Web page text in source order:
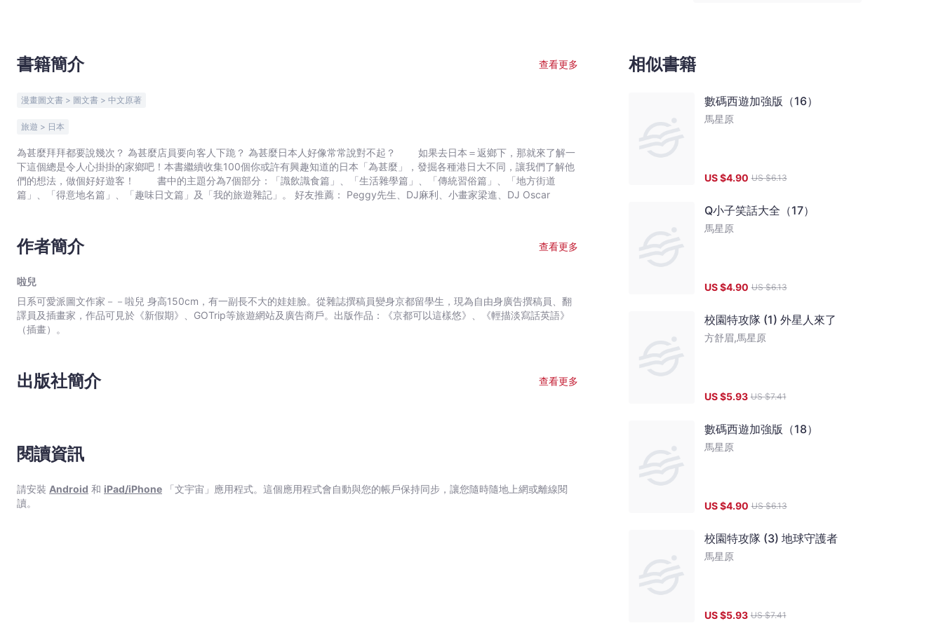
Bookniverse
書籍簡介 查看更多
漫畫圖文書 > 圖文書 > 中文原著
旅遊 > 日本
為甚麼拜拜都要說幾次？ 為甚麼店員要向客人下跪？ 為甚麼日本人好像常常說對不起？ 如果去日本＝返鄉下，那就來了解一
下這個總是令人心掛掛的家鄉吧！本書繼續收集100個你或許有興趣知道的日本「為甚麼」，發掘各種港日大不同，讓我們了解他
們的想法，做個好好遊客！ 書中的主題分為7個部分：「識飲識食篇」、「生活雜學篇」、「傳統習俗篇」、「地方街道
篇」、「得意地名篇」、「趣味日文篇」及「我的旅遊雜記」。 好友推薦： Peggy先生、DJ麻利、小畫家梁進、DJ Oscar
作者簡介 查看更多
啦兒
日系可愛派圖文作家－－啦兒 身高150cm，有一副長不大的娃娃臉。從雜誌撰稿員變身京都留學生，現為自由身廣告撰稿員、翻
譯員及插畫家，作品可見於《新假期》、GOTrip等旅遊網站及廣告商戶。出版作品：《京都可以這樣悠》、《輕描淡寫話英語》
（插畫）。
出版社簡介 查看更多
閱讀資訊
請安裝 Android 和 iPad/iPhone 「文宇宙」應用程式。這個應用程式會自動與您的帳戶保持同步，讓您隨時隨地上網或離線閱
讀。
相似書籍
數碼西遊加強版（16）
馬星原
US $4.90 US $6.13
Q小子笑話大全（17）
馬星原
US $4.90 US $6.13
校園特攻隊 (1) 外星人來了
方舒眉,馬星原
US $5.93 US $7.41
數碼西遊加強版（18）
馬星原
US $4.90 US $6.13
校園特攻隊 (3) 地球守護者
馬星原
US $5.93 US $7.41